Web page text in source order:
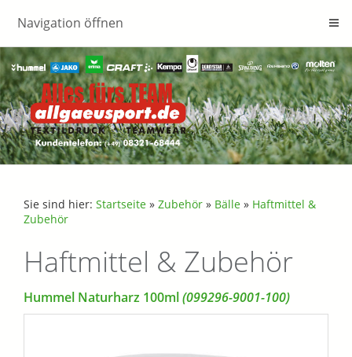
Navigation öffnen
Sie sind hier: Startseite » Zubehör » Bälle » Haftmittel &
Zubehör
Haftmittel & Zubehör
Hummel Naturharz 100ml(099296-9001-100)